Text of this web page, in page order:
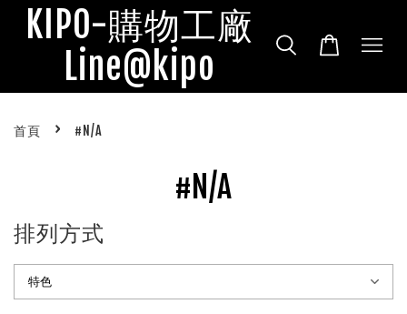
KIPO-購物工廠
Line@kipo
首頁 › #N/A
#N/A
排列方式